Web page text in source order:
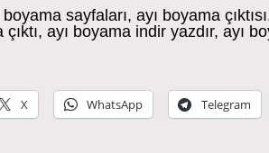
boyama sayfaları, ayı boyama
çıktı, ayı boyama indir yazdır, ayı
X WhatsApp Telegram